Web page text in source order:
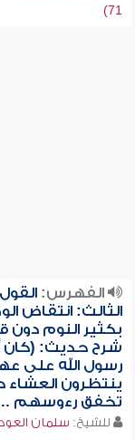
71)
الفهرس:القول
الثالث: انتقاض
بكثير النوم دون
شرح حديث: (كان
رسول الله على
ينتظرون العشاء
تخفق رءوسهم
للشيخ: سلمان